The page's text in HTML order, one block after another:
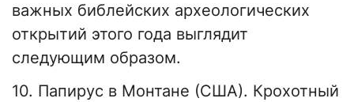
важных библейских археологических
открытий этого года выглядит
следующим образом.
10. Папирус в Монтане (США). Крохотный